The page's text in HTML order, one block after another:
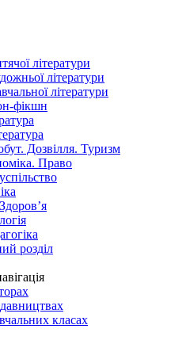
літератури
літератури
літератури
фікшн
Дозвілля. Туризм
Право
розділ
класах